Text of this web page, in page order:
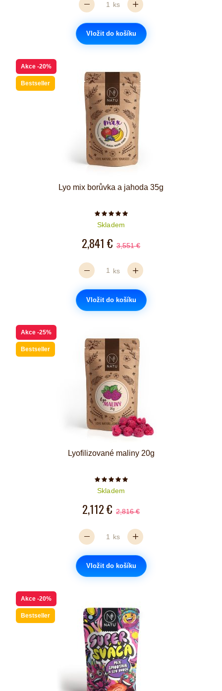
ks
Vložit do košíku
Akce -20%
Bestseller
Lyo mix borůvka a jahoda 35g
Počet hvězdiček je 5 z 5
Skladem
2,841 € 3,551 €
ks
Vložit do košíku
Akce -25%
Bestseller
Lyofilizované maliny 20g
Počet hvězdiček je 5 z 5
Skladem
2,112 € 2,816 €
ks
Vložit do košíku
Akce -20%
Bestseller